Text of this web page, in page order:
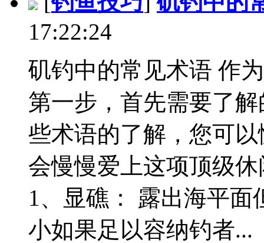
17:22:24
矶钓中的常见术语 作
第一步，首先需要了
些术语的了解，您可
会慢慢爱上这项顶级
1、显礁： 露出海平
小如果足以容纳钓者...